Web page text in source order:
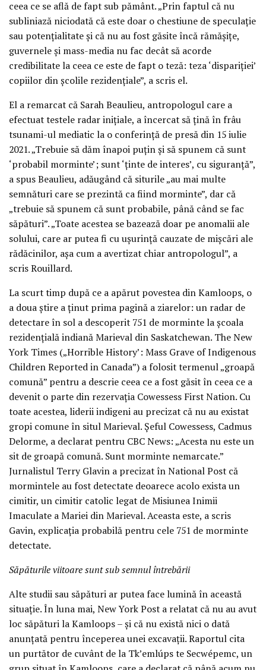
ceea ce se află de fapt sub pământ. „Prin faptul că nu
subliniază niciodată că este doar o chestiune de speculație
sau potențialitate și că nu au fost găsite încă rămășițe,
guvernele și mass-media nu fac decât să acorde
credibilitate la ceea ce este de fapt o teză: teza ‘dispariției’
copiilor din școlile rezidențiale”, a scris el.
El a remarcat că Sarah Beaulieu, antropologul care a
efectuat testele radar inițiale, a încercat să țină în frâu
tsunami-ul mediatic la o conferință de presă din 15 iulie
2021. „Trebuie să dăm înapoi puțin și să spunem că sunt
‘probabil morminte’; sunt ‘ținte de interes’, cu siguranță”,
a spus Beaulieu, adăugând că siturile „au mai multe
semnături care se prezintă ca fiind morminte”, dar că
„trebuie să spunem că sunt probabile, până când se fac
săpături”. „Toate acestea se bazează doar pe anomalii ale
solului, care ar putea fi cu ușurință cauzate de mișcări ale
rădăcinilor, așa cum a avertizat chiar antropologul”, a
scris Rouillard.
La scurt timp după ce a apărut povestea din Kamloops, o
a doua știre a ținut prima pagină a ziarelor: un radar de
detectare în sol a descoperit 751 de morminte la școala
rezidențială indiană Marieval din Saskatchewan. The New
York Times („Horrible History’: Mass Grave of Indigenous
Children Reported in Canada”) a folosit termenul „groapă
comună” pentru a descrie ceea ce a fost găsit în ceea ce a
devenit o parte din rezervația Cowessess First Nation. Cu
toate acestea, liderii indigeni au precizat că nu au existat
gropi comune în situl Marieval. Șeful Cowessess, Cadmus
Delorme, a declarat pentru CBC News: „Acesta nu este un
sit de groapă comună. Sunt morminte nemarcate.”
Jurnalistul Terry Glavin a precizat în National Post că
mormintele au fost detectate deoarece acolo exista un
cimitir, un cimitir catolic legat de Misiunea Inimii
Imaculate a Mariei din Marieval. Aceasta este, a scris
Gavin, explicația probabilă pentru cele 751 de morminte
detectate.
Săpăturile viitoare sunt sub semnul întrebării
Alte studii sau săpături ar putea face lumină în această
situație. În luna mai, New York Post a relatat că nu au avut
loc săpături la Kamloops – și că nu există nici o dată
anunțată pentru începerea unei excavații. Raportul cita
un purtător de cuvânt de la Tk’emlúps te Secwépemc, un